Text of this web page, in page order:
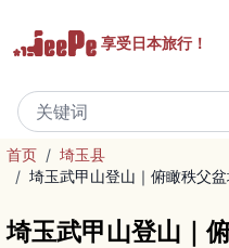
享受日本旅行！
首页 / 埼玉县
/ 埼玉武甲山登山｜俯瞰秩父
埼玉武甲山登山｜